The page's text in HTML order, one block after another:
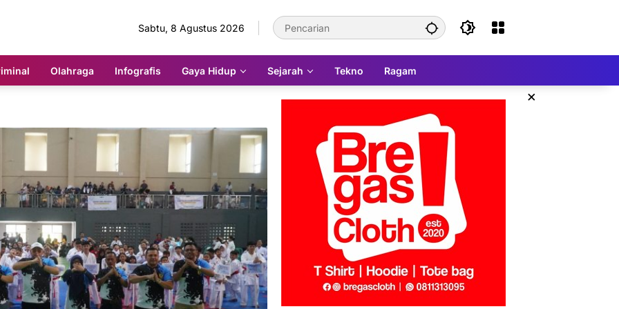
Sabtu, 8 Agustus 2026
Olahraga Infografis Gaya Hidup Sejarah Tekno Ragam
×